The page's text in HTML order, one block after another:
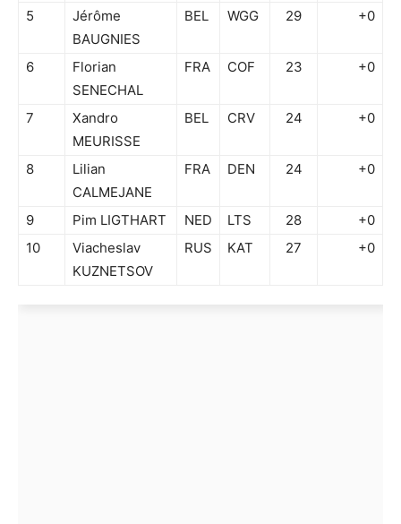
5
Jérôme
BAUGNIES
BEL WGG 29 +0
6
Florian
SENECHAL
FRA COF 23 +0
7
Xandro
MEURISSE
BEL CRV 24 +0
8
Lilian
CALMEJANE
FRA DEN 24 +0
9 Pim LIGTHART NED LTS 28
+0
10
Viacheslav
KUZNETSOV
RUS KAT 27 +0